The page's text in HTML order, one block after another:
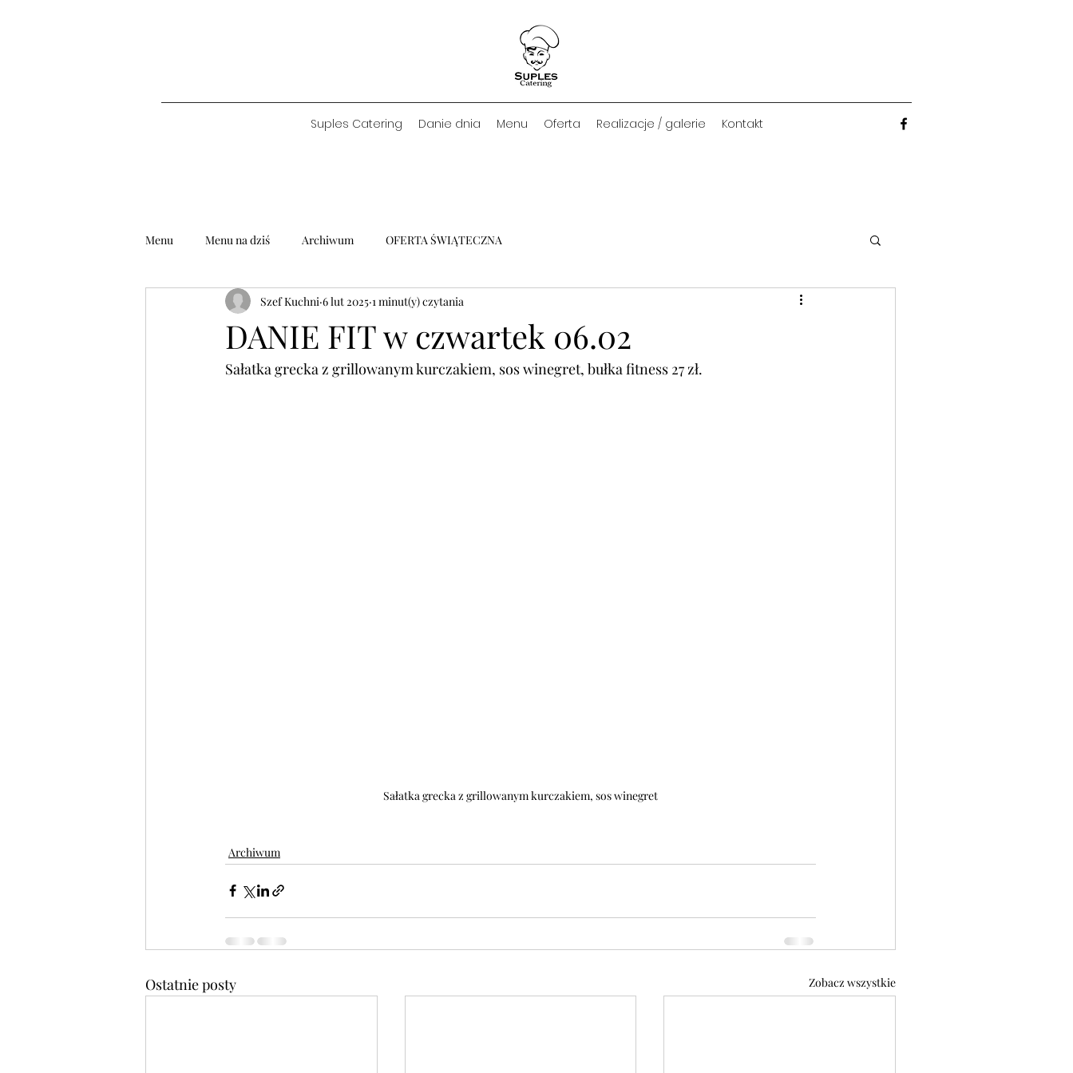
Suples Catering Danie dnia Menu Oferta Realizacje / galerie Kontakt
Menu Menu na dziś Archiwum OFERTA ŚWIĄTECZNA
DANIE FIT w czwartek 06.02
Szef Kuchni 6 lut 2025 1 minut(y) czytania
Sałatka grecka z grillowanym kurczakiem, sos winegret, bułka fitness 27 zł.
Sałatka grecka z grillowanym kurczakiem, sos winegret
Archiwum
Ostatnie posty Zobacz wszystkie